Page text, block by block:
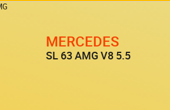
MERCEDES
SL 63 AMG V8 5.5